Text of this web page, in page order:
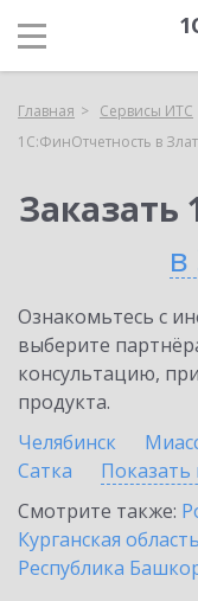
Главная Сервисы ИТС
1С:ФинОтчетность в
Заказать
Ознакомьтесь с
выберите
консультацию,
продукта.
Челябинск
Сатка
Показать
Смотрите также:
Курганская область
Республика